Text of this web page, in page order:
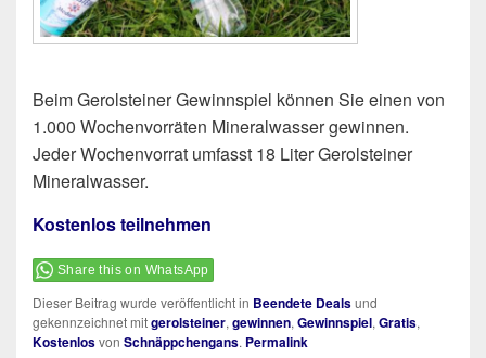
Beim Gerolsteiner Gewinnspiel können Sie einen von
1.000 Wochenvorräten Mineralwasser gewinnen.
Jeder Wochenvorrat umfasst 18 Liter Gerolsteiner
Mineralwasser.
Kostenlos teilnehmen
Share this on WhatsApp
Dieser Beitrag wurde veröffentlicht in Beendete Dealsund
gekennzeichnet mitgerolsteiner,gewinnen,Gewinnspiel,Gratis,
Kostenlosvon Schnäppchengans. Permalink